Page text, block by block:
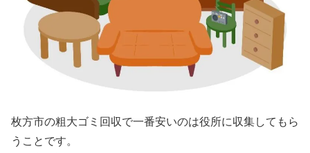
枚方市の粗大ゴミ回収で一番安いのは役所に収集してもら
うことです。